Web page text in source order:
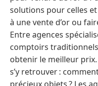
solutions pour celles
à une vente d’or ou
Entre agences
comptoirs
obtenir le meilleur
s’y retrouver :